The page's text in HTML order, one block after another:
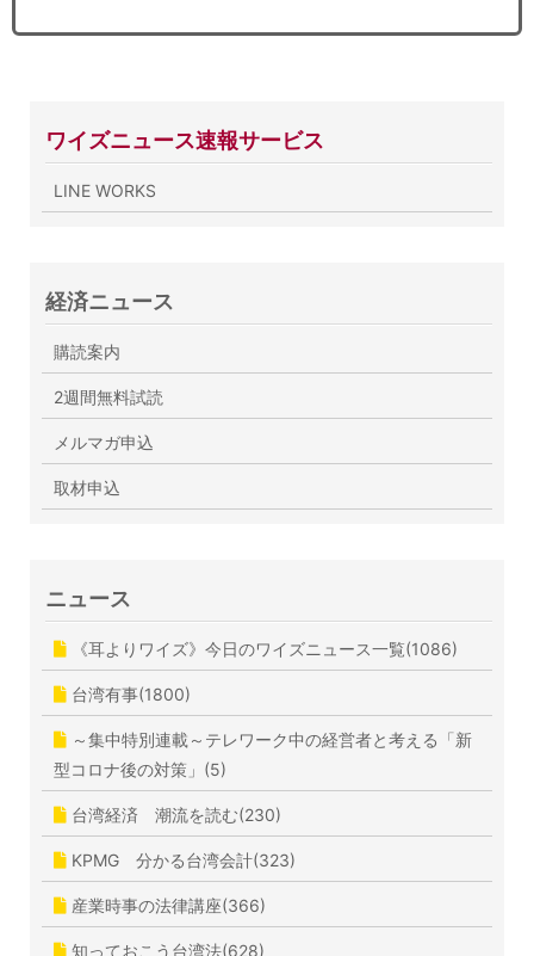
ワイズニュース速報サービス
LINE WORKS
経済ニュース
購読案内
2週間無料試読
メルマガ申込
取材申込
ニュース
《耳よりワイズ》今日のワイズニュース一覧(1086)
台湾有事(1800)
～集中特別連載～テレワーク中の経営者と考える「新
型コロナ後の対策」(5)
台湾経済 潮流を読む(230)
KPMG 分かる台湾会計(323)
産業時事の法律講座(366)
知っておこう台湾法(628)